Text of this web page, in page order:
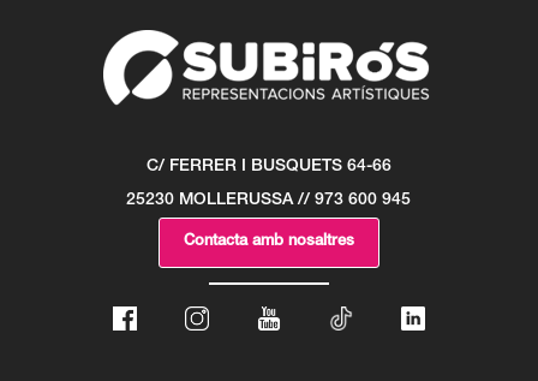
C/ FERRER I BUSQUETS 64-66
25230 MOLLERUSSA // 973 600 945
Contacta amb nosaltres